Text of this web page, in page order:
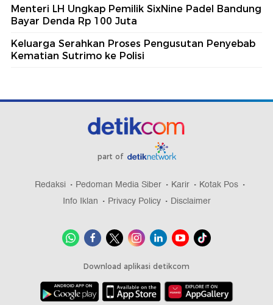
Menteri LH Ungkap Pemilik SixNine Padel Bandung
Bayar Denda Rp 100 Juta
Keluarga Serahkan Proses Pengusutan Penyebab
Kematian Sutrimo ke Polisi
part of
Redaksi Pedoman Media Siber Karir
Kotak Pos
Info Iklan
Privacy Policy Disclaimer
Download aplikasi detikcom